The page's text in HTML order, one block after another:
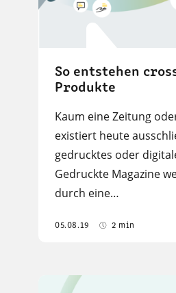
So entstehen
Produkte
Kaum eine Zeitung
existiert heute
gedrucktes oder
Gedruckte Magazine
durch eine…
05.08.19 2 min